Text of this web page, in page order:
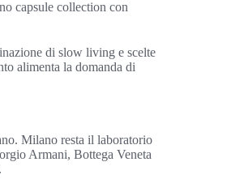
capsule collection con
di slow living e scelte
alimenta la domanda di
Milano resta il laboratorio
Armani, Bottega Veneta